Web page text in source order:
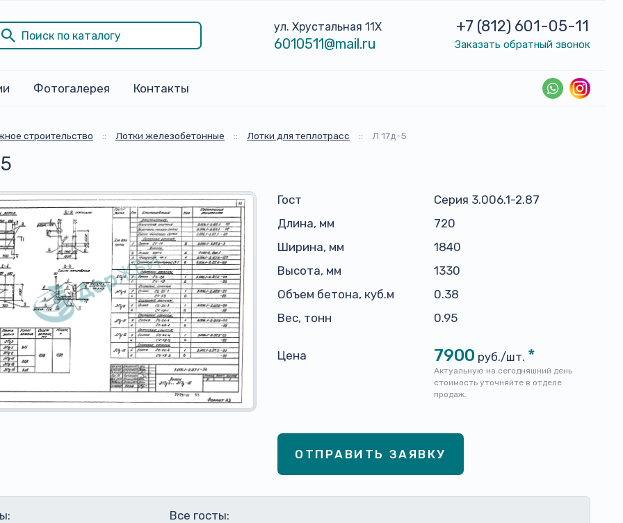
ул. Хрустальная 11Х
6010511@mail.ru
+7 (812) 601-05-11
Заказать обратный звонок
Фотогалерея Контакты
строительство :: Лотки железобетонные :: Лотки для теплотрасс :: Л 17д-5
Гост
Серия 3.006.1-2.87
Длина, мм
720
Ширина, мм
1840
Высота, мм
1330
Объем бетона, куб.м
0.38
Вес, тонн
0.95
Цена 7900 руб./шт. *
Актуальную на сегодняшний день
стоимость уточняйте в отделе
продаж.
ОТПРАВИТЬ ЗАЯВКУ
Все госты: